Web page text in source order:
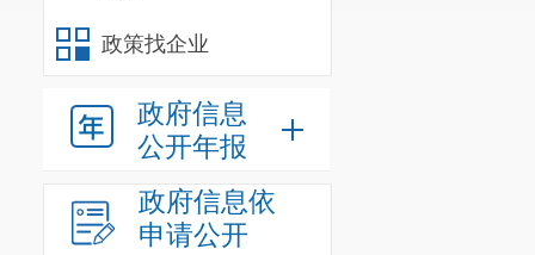
政策找企业
政府信息
公开年报
政府信息依
申请公开